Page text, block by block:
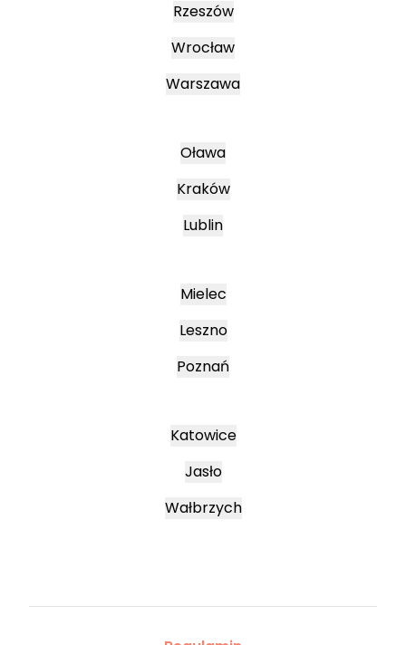
Rzeszów
Wrocław
Warszawa
Oława
Kraków
Lublin
Mielec
Leszno
Poznań
Katowice
Jasło
Wałbrzych